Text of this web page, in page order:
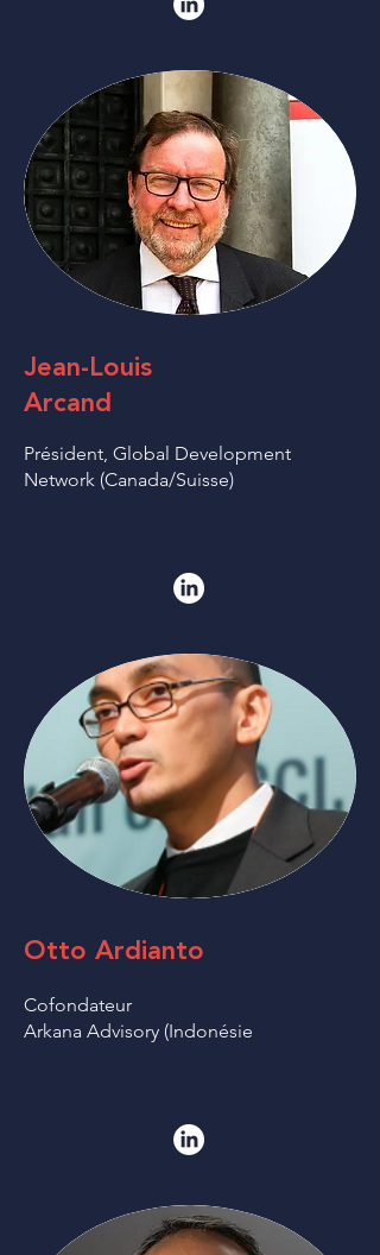
Jean-Louis
Arcand
Président, Global Development
Network (Canada/Suisse)
Otto Ardianto
Cofondateur
Arkana Advisory (Indonésie